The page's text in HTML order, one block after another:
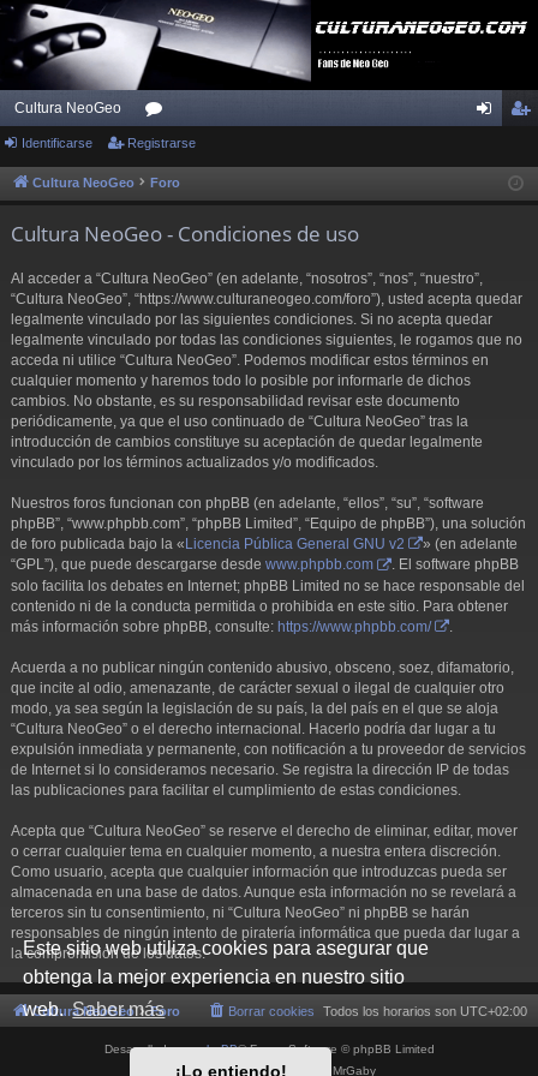
Este sitio web utiliza cookies para asegurar que
obtenga la mejor experiencia en nuestro sitio
web.Saber más
¡Lo entiendo!
Cultura NeoGeo
or
os
se
ist
Identificarse Registrarse
Cultura NeoGeo Foro
Cultura NeoGeo - Condiciones de uso
Al acceder a “Cultura NeoGeo” (en adelante, “nosotros”, “nos”, “nuestro”,
“Cultura NeoGeo”, “https://www.culturaneogeo.com/foro”), usted acepta quedar
legalmente vinculado por las siguientes condiciones. Si no acepta quedar
legalmente vinculado por todas las condiciones siguientes, le rogamos que no
acceda ni utilice “Cultura NeoGeo”. Podemos modificar estos términos en
cualquier momento y haremos todo lo posible por informarle de dichos
cambios. No obstante, es su responsabilidad revisar este documento
periódicamente, ya que el uso continuado de “Cultura NeoGeo” tras la
introducción de cambios constituye su aceptación de quedar legalmente
vinculado por los términos actualizados y/o modificados.
Nuestros foros funcionan con phpBB (en adelante, “ellos”, “su”, “software
phpBB”, “www.phpbb.com”, “phpBB Limited”, “Equipo de phpBB”), una solución
de foro publicada bajo la « Licencia Pública General GNU v2
» (en adelante
“GPL”), que puede descargarse desde www.phpbb.com
. El software phpBB
solo facilita los debates en Internet; phpBB Limited no se hace responsable del
contenido ni de la conducta permitida o prohibida en este sitio. Para obtener
más información sobre phpBB, consulte: https://www.phpbb.com/ .
Acuerda a no publicar ningún contenido abusivo, obsceno, soez, difamatorio,
que incite al odio, amenazante, de carácter sexual o ilegal de cualquier otro
modo, ya sea según la legislación de su país, la del país en el que se aloja
“Cultura NeoGeo” o el derecho internacional. Hacerlo podría dar lugar a tu
expulsión inmediata y permanente, con notificación a tu proveedor de servicios
de Internet si lo consideramos necesario. Se registra la dirección IP de todas
las publicaciones para facilitar el cumplimiento de estas condiciones.
Acepta que “Cultura NeoGeo” se reserve el derecho de eliminar, editar, mover
o cerrar cualquier tema en cualquier momento, a nuestra entera discreción.
Como usuario, acepta que cualquier información que introduzcas pueda ser
almacenada en una base de datos. Aunque esta información no se revelará a
terceros sin tu consentimiento, ni “Cultura NeoGeo” ni phpBB se harán
responsables de ningún intento de piratería informática que pueda dar lugar a
la compromisión de los datos.
Cultura NeoGeo Foro Todos los horarios son UTC+02:00
Borrar cookies
Desarrollado porphpBB® Forum Software © phpBB Limited
Style porArty- phpBB 3.3 por MrGaby